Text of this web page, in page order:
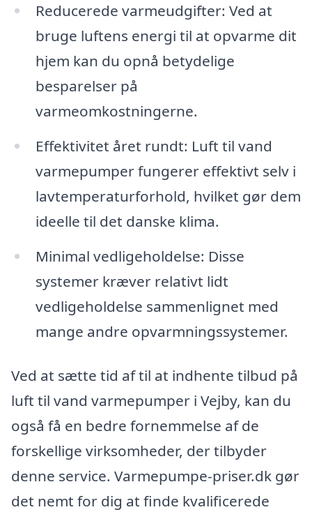
Reducerede varmeudgifter: Ved at
bruge luftens energi til at opvarme dit
hjem kan du opnå betydelige
besparelser på
varmeomkostningerne.
Effektivitet året rundt: Luft til vand
varmepumper fungerer effektivt selv i
lavtemperaturforhold, hvilket gør dem
ideelle til det danske klima.
Minimal vedligeholdelse: Disse
systemer kræver relativt lidt
vedligeholdelse sammenlignet med
mange andre opvarmningssystemer.
Ved at sætte tid af til at indhente tilbud på
luft til vand varmepumper i Vejby, kan du
også få en bedre fornemmelse af de
forskellige virksomheder, der tilbyder
denne service. Varmepumpe-priser.dk gør
det nemt for dig at finde kvalificerede